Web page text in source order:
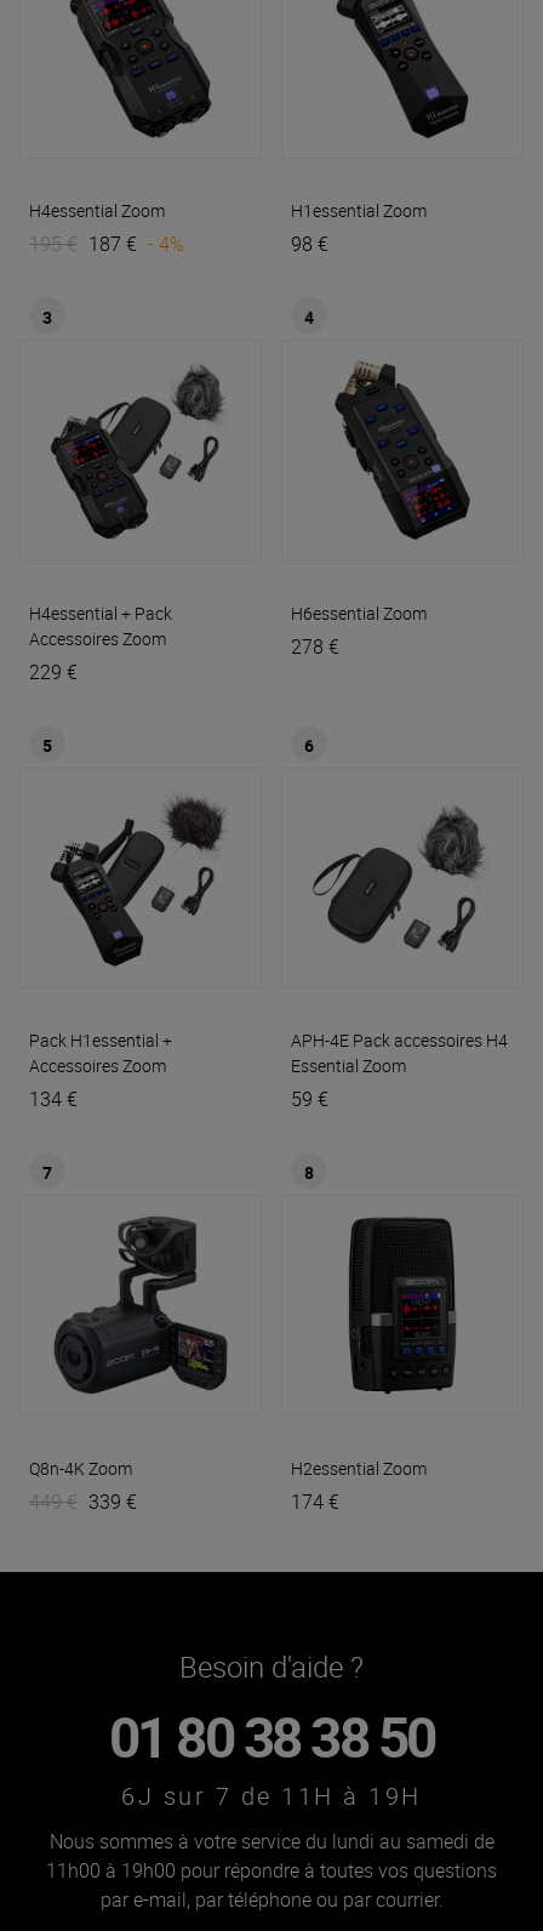
H4essential Zoom
195 € 187 € - 4%
H1essential Zoom
98 €
3
H4essential + Pack
AccessoiresZoom
229 €
4
H6essential Zoom
278 €
5
Pack H1essential +
AccessoiresZoom
134 €
6
APH-4E Pack accessoires H4
Essential Zoom
59 €
7
Q8n-4KZoom
449 € 339 €
8
H2essential Zoom
174 €
Besoin d'aide ?
01 80 38 38 50
6J sur 7 de 11H à 19H
Nous sommes à votre service du lundi au samedi de
11h00 à 19h00 pour répondre à toutes vos questions
par e-mail, par téléphone ou par courrier.